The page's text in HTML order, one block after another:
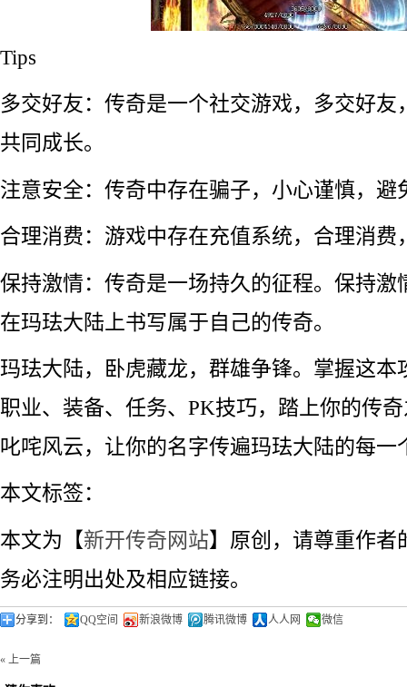
Tips
多交好友：传奇是一个社交游戏，多交好友
共同成长。
注意安全：传奇中存在骗子，小心谨慎，避
合理消费：游戏中存在充值系统，合理消费
保持激情：传奇是一场持久的征程。保持激
在玛珐大陆上书写属于自己的传奇。
玛珐大陆，卧虎藏龙，群雄争锋。掌握这本
职业、装备、任务、PK技巧，踏上你的传
叱咤风云，让你的名字传遍玛珐大陆的每一
本文标签：
本文为【新开传奇网站】原创，请尊重作者
务必注明出处及相应链接。
分享到： QQ空间 新浪微博 腾讯微博 人人网 微信
« 上一篇